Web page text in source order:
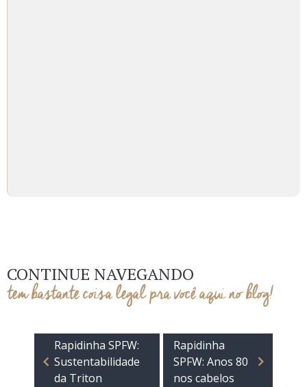
CONTINUE NAVEGANDO
tem bastante coisa legal pra você aqui no blog!
Rapidinha SPFW:
Sustentabilidade
da Triton
Rapidinha
SPFW: Anos 80
nos cabelos